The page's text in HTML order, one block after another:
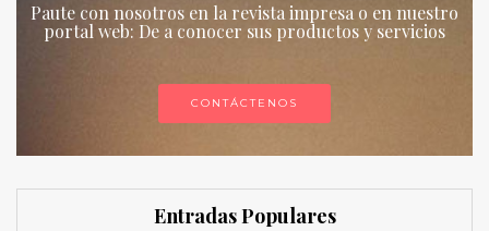
Paute con nosotros en la revista impresa o en nuestro
portal web: De a conocer sus productos y servicios
CONTÁCTENOS
Entradas Populares